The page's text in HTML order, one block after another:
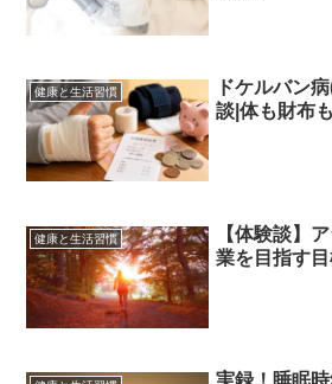
健康と生活習慣
ドケルバン
談|体も財布
健康と生活習慣
【体験談】
業を目指す